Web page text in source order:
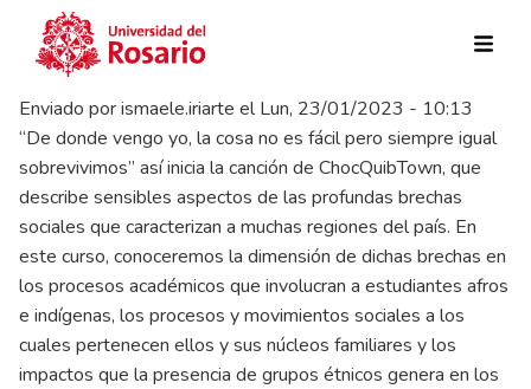
Pasar al contenido principal
Enviado porismaele.iriarte elLun, 23/01/2023 - 10:13
“De donde vengo yo, la cosa no es fácil pero siempre igual
sobrevivimos” así inicia la canción de ChocQuibTown, que
describe sensibles aspectos de las profundas brechas
sociales que caracterizan a muchas regiones del país. En
este curso, conoceremos la dimensión de dichas brechas en
los procesos académicos que involucran a estudiantes afros
e indígenas, los procesos y movimientos sociales a los
cuales pertenecen ellos y sus núcleos familiares y los
impactos que la presencia de grupos étnicos genera en los